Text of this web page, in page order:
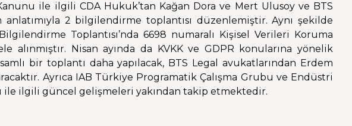
ile ilgili CDA Hukuk’tan Kağan Dora ve Mert Ulusoy ve BTS
anlatımıyla 2 bilgilendirme toplantısı düzenlemiştir. Aynı şekilde
Toplantısı’nda 6698 numaralı Kişisel Verileri Koruma
alınmıştır. Nisan ayında da KVKK ve GDPR konularına yönelik
bir toplantı daha yapılacak, BTS Legal avukatlarından Erdem
Ayrıca IAB Türkiye Programatik Çalışma Grubu ve Endüstri
ilgili güncel gelişmeleri yakından takip etmektedir.